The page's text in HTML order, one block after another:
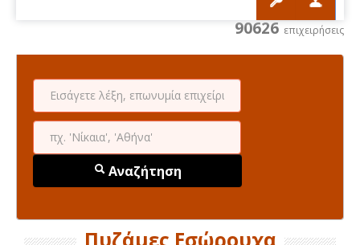
90626 επιχειρήσεις
Αναζήτηση
Πυζάμες Εσώρουχα